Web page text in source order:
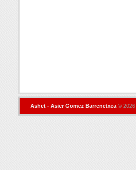
Ashet - Asier Gomez Barrenetxea © 2026